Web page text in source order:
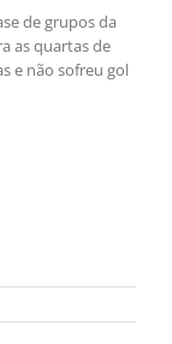
de grupos da
as quartas de
e não sofreu gol